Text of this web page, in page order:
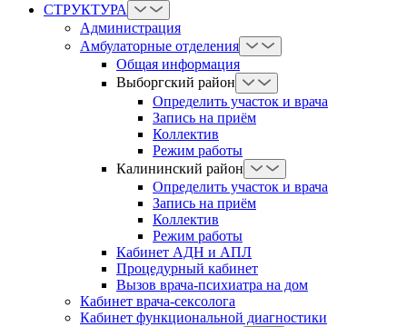
СТРУКТУРА
Администрация
Амбулаторные отделения
Общая информация
Выборгский район
Определить участок и врача
Запись на приём
Коллектив
Режим работы
Калининский район
Определить участок и врача
Запись на приём
Коллектив
Режим работы
Кабинет АДН и АПЛ
Процедурный кабинет
Вызов врача-психиатра на дом
Кабинет врача-сексолога
Кабинет функциональной диагностики